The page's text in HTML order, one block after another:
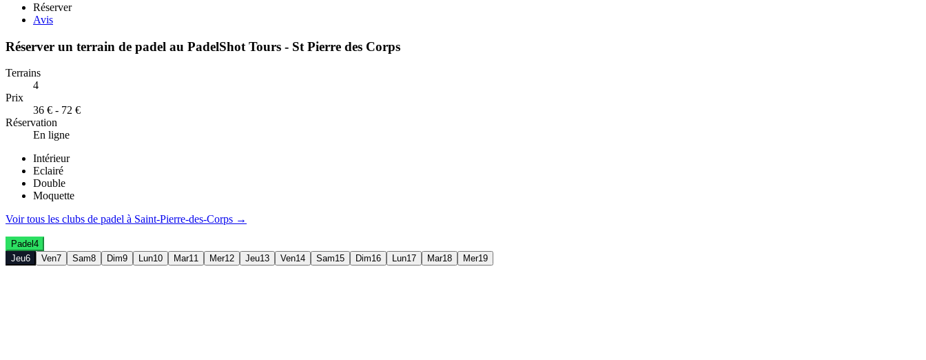
Réserver
Avis
Réserver un terrain de padel au PadelShot Tours - St Pierre des Corps
Terrains
4
Prix
36 € - 72 €
Réservation
En ligne
Intérieur
Eclairé
Double
Moquette
Voir tous les clubs de padel à Saint-Pierre-des-Corps →
Padel 4
Jeu6 Ven7 Sam8 Dim9 Lun10 Mar11 Mer12 Jeu13 Ven14 Sam15 Dim16 Lun17 Mar18 Mer19